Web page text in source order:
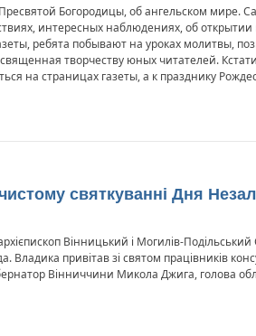
Богородицы, об ангельском мире.
интересных наблюдениях, об открытии
ребята побывают на уроках молитвы,
творчеству юных читателей.
на страницах газеты, а к празднику
святкуванні Дня
Вінницький і Могилів-
привітав зі святом працівників
Вінниччини Микола Джига, голова